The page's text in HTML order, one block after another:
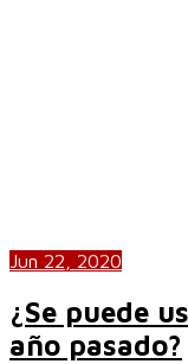
Jun 22, 2020
¿Se puede
año pasado?